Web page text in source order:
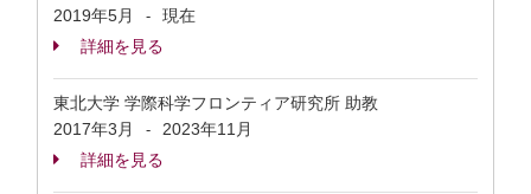
2019年5月
-
現在
詳細を見る
東北大学 学際科学フロンティア研究所 助教
2017年3月
-
2023年11月
詳細を見る